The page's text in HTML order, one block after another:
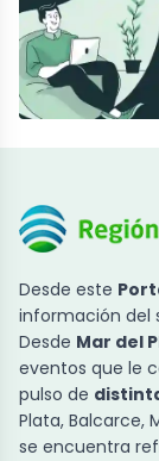
Desde este
información del
Desde Mar del
eventos que le
pulso de
Plata, Balcarce,
se encuentra